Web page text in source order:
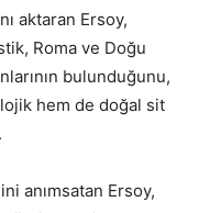
aktaran Ersoy,
Roma ve Doğu
bulunduğunu,
hem de doğal sit
anımsatan Ersoy,